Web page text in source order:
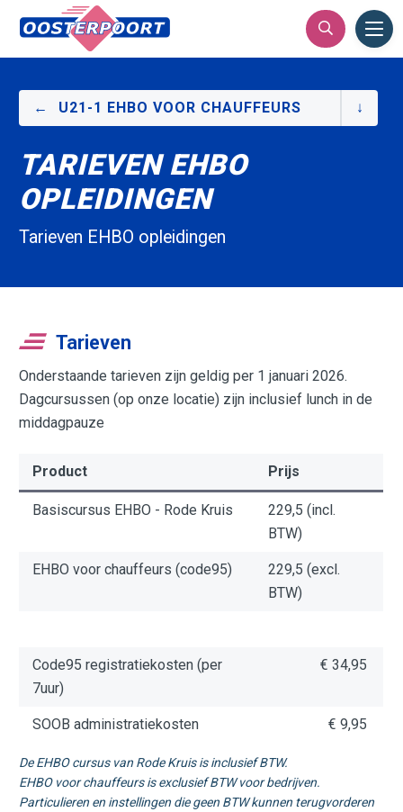
U21-1 EHBO VOOR CHAUFFEURS
TARIEVEN EHBO
OPLEIDINGEN
​Tarieven EHBO opleidingen
Tarieven
Onderstaande tarieven zijn geldig per 1 januari 2026.
Dagcursussen (op onze locatie) zijn inclusief lunch in de
middagpauze
Product Prijs
Basiscursus EHBO - Rode Kruis
229,5 (incl.
BTW)
EHBO voor chauffeurs (code95)
229,5 (excl.
BTW)
Code95 registratiekosten (per
7uur)
€ 34,95
SOOB administratiekosten € 9,95
De EHBO cursus van Rode Kruis is inclusief BTW.
EHBO voor chauffeurs is exclusief BTW voor bedrijven.
Particulieren en instellingen die geen BTW kunnen terugvorderen